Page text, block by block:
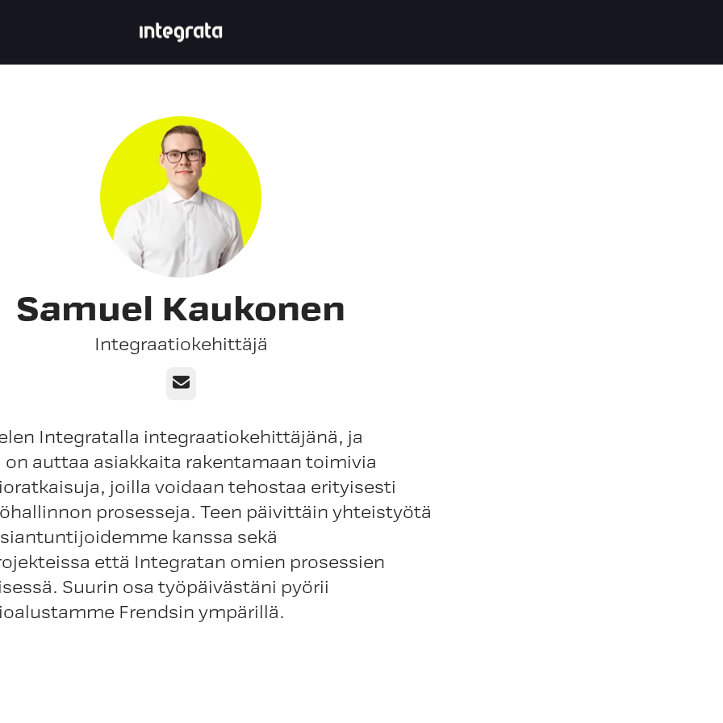
Samuel Kaukonen
Integraatiokehittäjä
Sähköposti
Integratalla integraatiokehittäjänä, ja
auttaa asiakkaita rakentamaan toimivia
joilla voidaan tehostaa erityisesti
prosesseja. Teen päivittäin yhteistyötä
kanssa sekä
että Integratan omien prosessien
Suurin osa työpäivästäni pyörii
Frendsin ympärillä.